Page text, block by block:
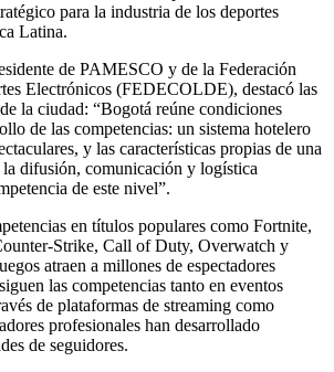
para la industria de los deportes
Latina.
de PAMESCO y de la Federación
Electrónicos (FEDECOLDE), destacó las
la ciudad: “Bogotá reúne condiciones
de las competencias: un sistema hotelero
y las características propias de una
difusión, comunicación y logística
de este nivel”.
en títulos populares como Fortnite,
Strike, Call of Duty, Overwatch y
atraen a millones de espectadores
las competencias tanto en eventos
de plataformas de streaming como
profesionales han desarrollado
de seguidores.